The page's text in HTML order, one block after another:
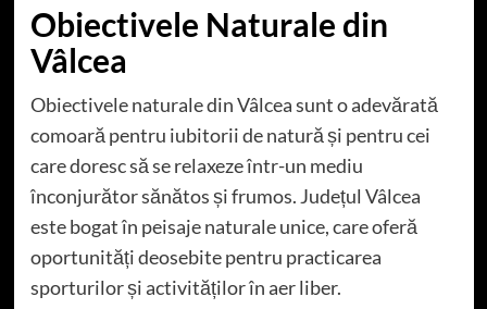
Obiectivele Naturale din
Vâlcea
Obiectivele naturale din Vâlcea sunt o adevărată
comoară pentru iubitorii de natură și pentru cei
care doresc să se relaxeze într-un mediu
înconjurător sănătos și frumos. Județul Vâlcea
este bogat în peisaje naturale unice, care oferă
oportunități deosebite pentru practicarea
sporturilor și activităților în aer liber.